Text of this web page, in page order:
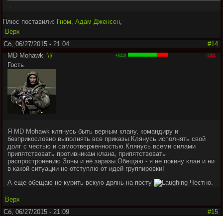
.
Плюс поставили: Гном, Адам Дженсен,
Верх
Сб, 06/27/2015 - 21:04
#14
MD Mohawk \|/
Гость
+6210 -2361
Я MD Mohawk клянусь быть верным клану, командиру и
безприкословно выполнять все приказы.Клянусь исполнять свой
долг с честью и самоотверженностью.Клянусь всеми силами
припятствовать противникам клана, припятствовать
распростронению Зоны и её заразы.Обещаю - я не покину клан и ни
в какой ситуации не отступлю от идей группировки!
А еще обещаю не курить вскую дрянь на посту
Честно.
Верх
Сб, 06/27/2015 - 21:09
#15